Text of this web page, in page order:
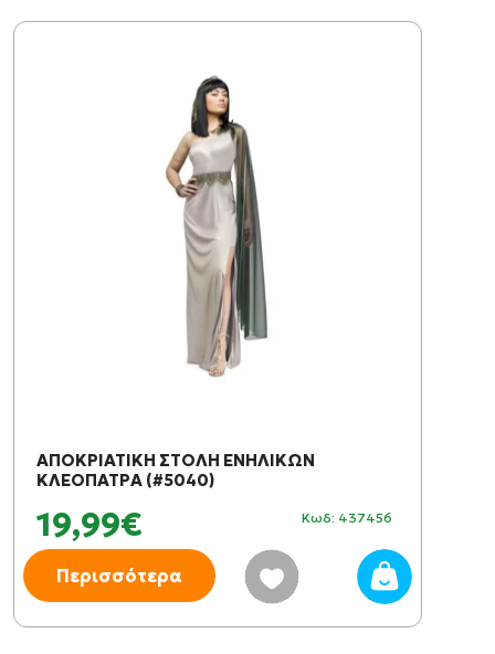
ΑΠΟΚΡΙΑΤΙΚΗ ΣΤΟΛΗ ΕΝΗΛΙΚΩΝ
ΚΛΕΟΠΑΤΡΑ (#5040)
19,99€ Κωδ: 437456
Περισσότερα